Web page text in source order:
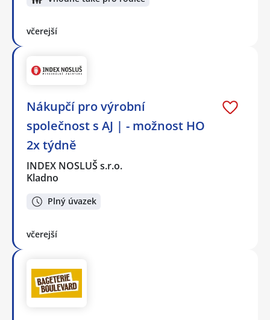
včerejší
Nákupčí pro výrobní
společnost s AJ | - možnost HO
2x týdně
INDEX NOSLUŠ s.r.o.
Kladno
Plný úvazek
včerejší